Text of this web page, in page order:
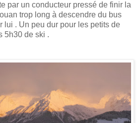
par un conducteur pressé de finir la
trop long à descendre du bus
lui . Un peu dur pour les petits de
5h30 de ski .